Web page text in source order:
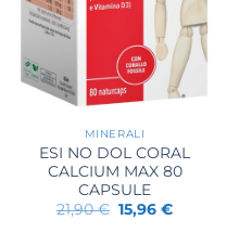
MINERALI
ESI NO DOL CORAL
CALCIUM MAX 80
CAPSULE
21,90€ Il
prezzo
15,96€Il